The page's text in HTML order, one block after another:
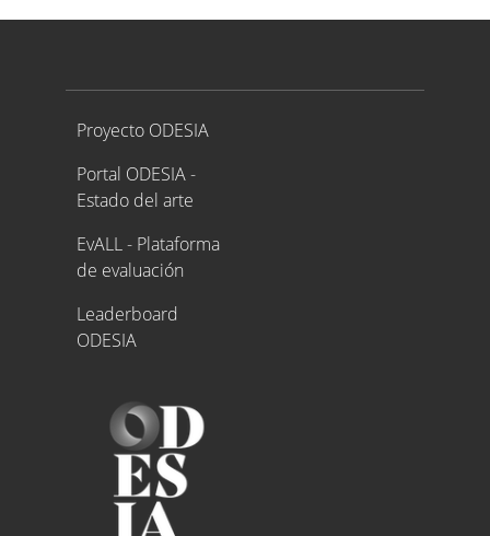
Proyecto ODESIA
Proyecto ODESIA
Portal ODESIA -
Estado del arte
EvALL - Plataforma
de evaluación
Leaderboard
ODESIA